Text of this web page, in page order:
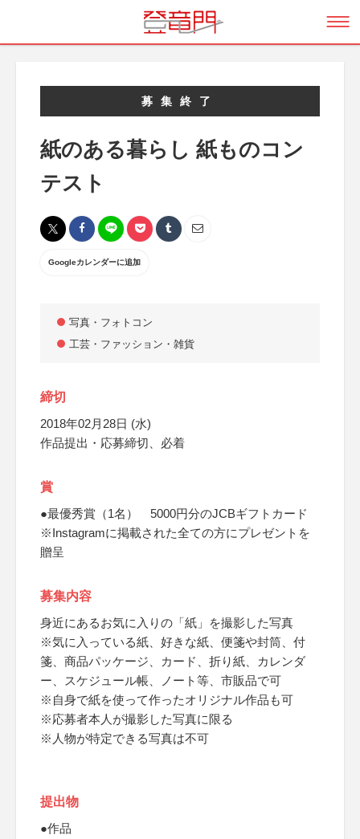
募集終了
紙のある暮らし 紙ものコン
テスト
Googleカレンダーに追加
写真・フォトコン
工芸・ファッション・雑貨
締切
2018年02月28日 (水)
作品提出・応募締切、必着
賞
●最優秀賞（1名） 5000円分のJCBギフトカード
※Instagramに掲載された全ての方にプレゼントを
贈呈
募集内容
身近にあるお気に入りの「紙」を撮影した写真
※気に入っている紙、好きな紙、便箋や封筒、付
箋、商品パッケージ、カード、折り紙、カレンダ
ー、スケジュール帳、ノート等、市販品で可
※自身で紙を使って作ったオリジナル作品も可
※応募者本人が撮影した写真に限る
※人物が特定できる写真は不可
提出物
●作品